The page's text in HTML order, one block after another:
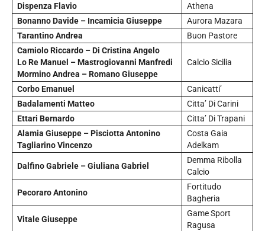
Dispenza Flavio
Athena
Bonanno Davide – Incamicia Giuseppe
Aurora Mazara
Tarantino Andrea
Buon Pastore
Camiolo Riccardo – Di Cristina Angelo
Lo Re Manuel – Mastrogiovanni Manfredi
Mormino Andrea – Romano Giuseppe
Calcio Sicilia
Corbo Emanuel
Canicatti’
Badalamenti Matteo
Citta’ Di Carini
Ettari Bernardo
Citta’ Di Trapani
Alamia Giuseppe – Pisciotta Antonino
Tagliarino Vincenzo
Costa Gaia
Adelkam
Dalfino Gabriele – Giuliana Gabriel
Demma Ribolla
Calcio
Pecoraro Antonino
Fortitudo
Bagheria
Vitale Giuseppe
Game Sport
Ragusa